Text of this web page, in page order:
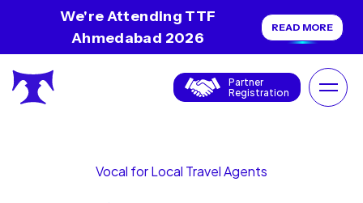
We're Attending TTF
Ahmedabad 2026
READ MORE
Partner
Registration
Vocal for Local Travel Agents